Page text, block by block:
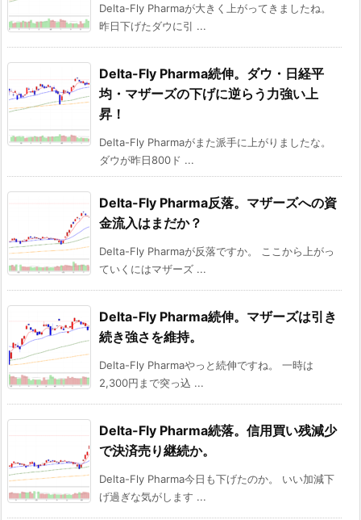
Delta-Fly Pharmaが大きく上がってきましたね。
昨日下げたダウに引 ...
Delta-Fly Pharma続伸。ダウ・日経平
均・マザーズの下げに逆らう力強い上
昇！
Delta-Fly Pharmaがまた派手に上がりましたな。
ダウが昨日800ド ...
Delta-Fly Pharma反落。マザーズへの資
金流入はまだか？
Delta-Fly Pharmaが反落ですか。 ここから上がっ
ていくにはマザーズ ...
Delta-Fly Pharma続伸。マザーズは引き
続き強さを維持。
Delta-Fly Pharmaやっと続伸ですね。 一時は
2,300円まで突っ込 ...
Delta-Fly Pharma続落。信用買い残減少
で決済売り継続か。
Delta-Fly Pharma今日も下げたのか。 いい加減下
げ過ぎな気がします ...